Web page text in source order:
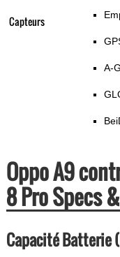
Capteurs
A-
Oppo A9
8 Pro Specs
Capacité Batterie